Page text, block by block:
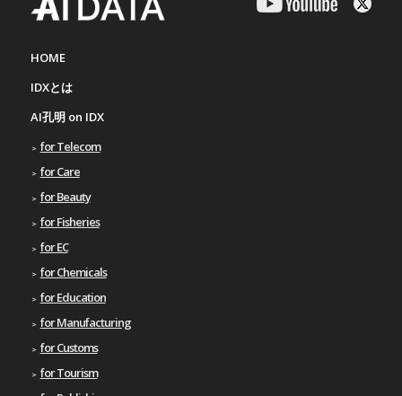
HOME
IDXとは
AI孔明 on IDX
for Telecom
for Care
for Beauty
for Fisheries
for EC
for Chemicals
for Education
for Manufacturing
for Customs
for Tourism